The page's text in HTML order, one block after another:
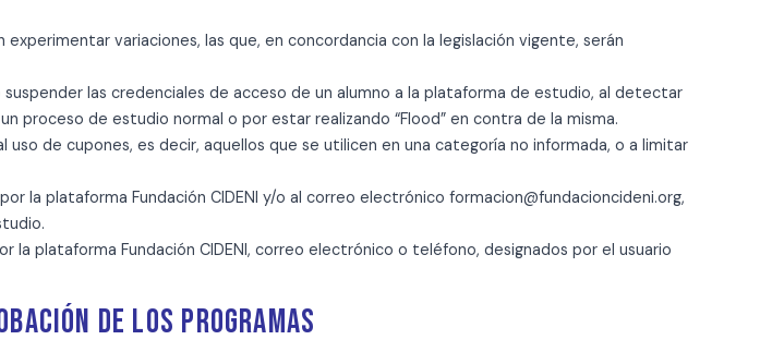
variaciones, las que, en concordancia con la legislación vigente, serán
las credenciales de acceso de un alumno a la plataforma de estudio, al detectar
proceso de estudio normal o por estar realizando “Flood” en contra de la misma.
uso de cupones, es decir, aquellos que se utilicen en una categoría no informada, o a limitar
la plataforma Fundación CIDENI y/o al correo electrónico formacion@fundacioncideni.org,
la plataforma Fundación CIDENI, correo electrónico o teléfono, designados por el usuario
DE LOS PROGRAMAS